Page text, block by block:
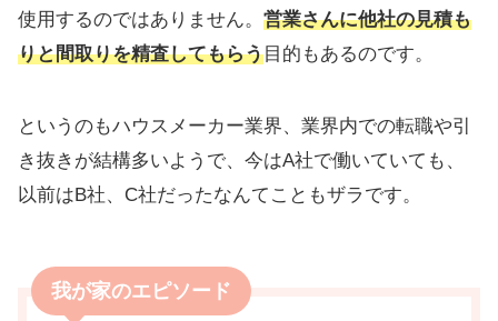
使用するのではありません。 営業さんに他社の見積も
りと間取りを精査してもらう目的もあるのです。
というのもハウスメーカー業界、業界内での転職や引
き抜きが結構多いようで、今はA社で働いていても、
以前はB社、C社だったなんてこともザラです。
我が家のエピソード